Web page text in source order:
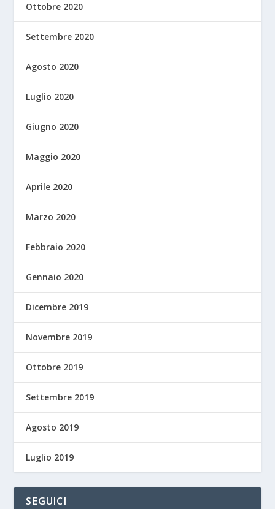
Ottobre 2020
Settembre 2020
Agosto 2020
Luglio 2020
Giugno 2020
Maggio 2020
Aprile 2020
Marzo 2020
Febbraio 2020
Gennaio 2020
Dicembre 2019
Novembre 2019
Ottobre 2019
Settembre 2019
Agosto 2019
Luglio 2019
SEGUICI